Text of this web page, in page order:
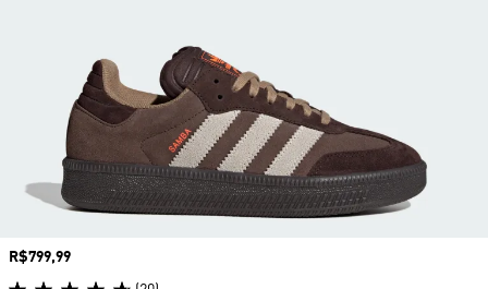
Preço
R$799,99